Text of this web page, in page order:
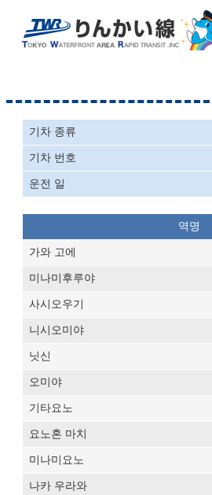
기차 종류
기차 번호
운전 일
역명
가와 고에
미나미후루야
사시오우기
니시오미야
닛신
오미야
기타요노
요노혼 마치
미나미요노
나카 우라와